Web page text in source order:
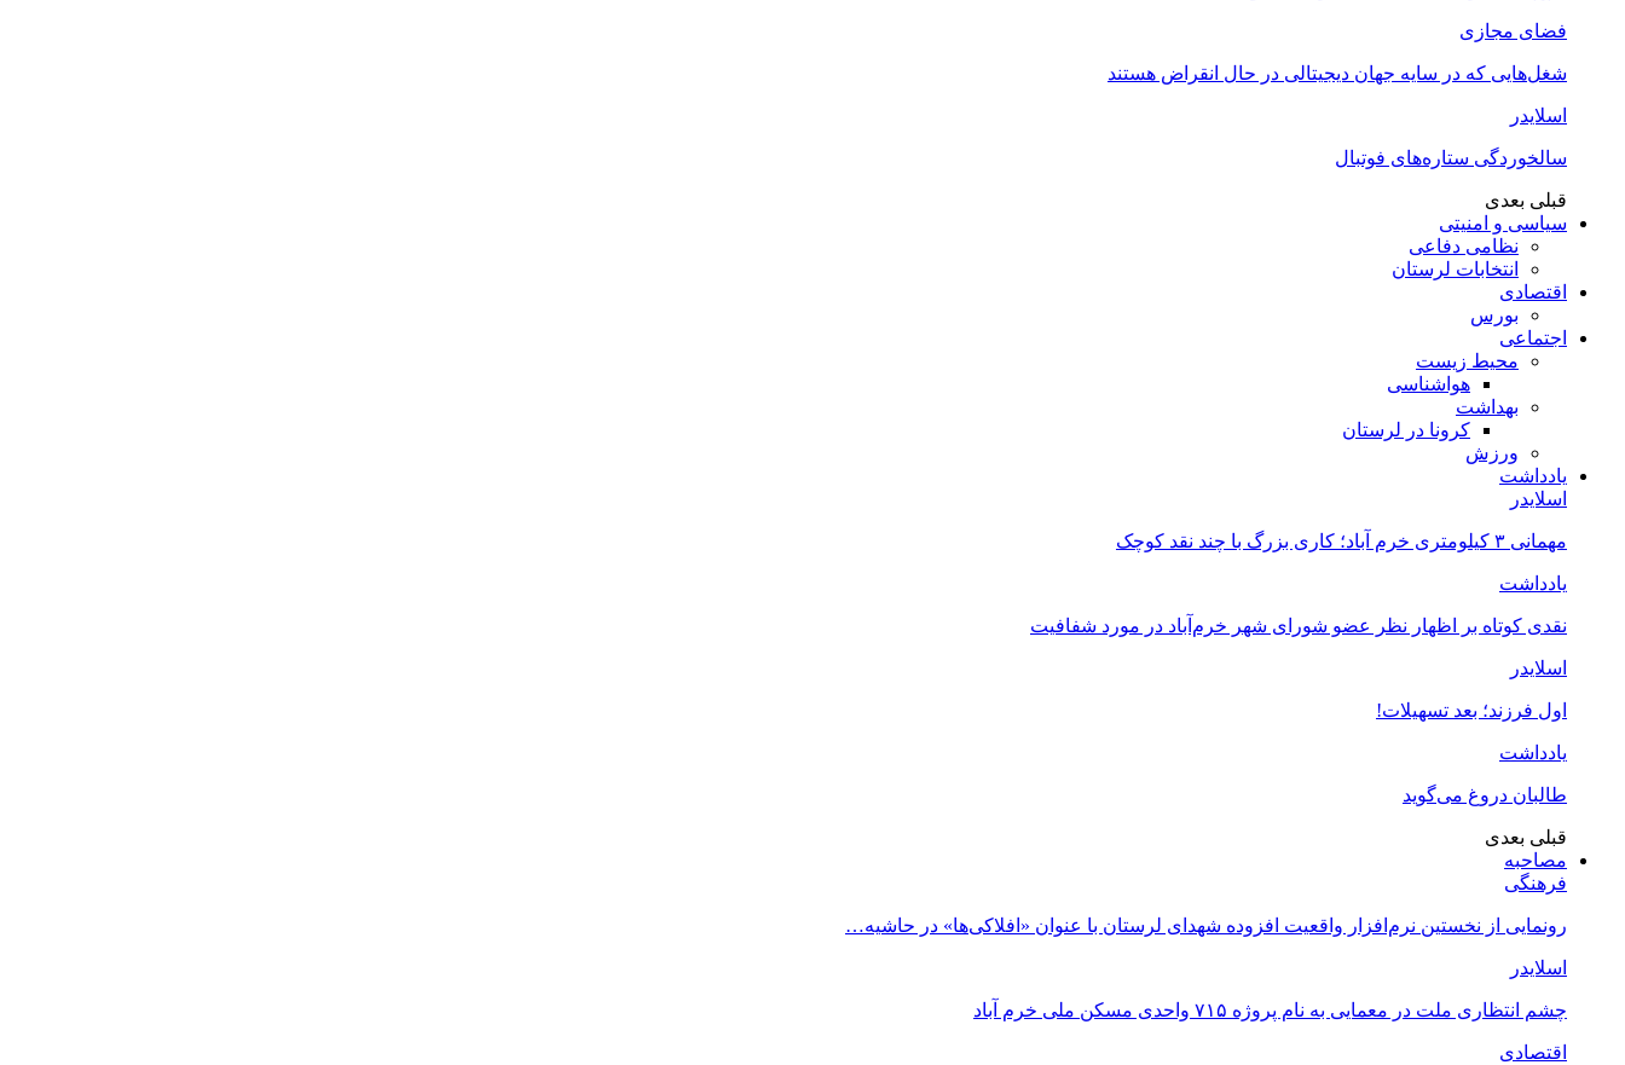
فضای مجازی
شغل‌‌هایی که در سایه جهان دیجیتالی در حال انقراض هستند
اسلایدر
سالخوردگی ستاره‌های فوتبال
قبلی بعدی
سیاسی و امنیتی
نظامی دفاعی
انتخابات لرستان
اقتصادی
بورس
اجتماعی
محیط زیست
هواشناسی
بهداشت
کرونا در لرستان
ورزش
یادداشت
اسلایدر
مهمانی ۳ کیلومتری خرم آباد؛ کاری بزرگ با چند نقد کوچک
یادداشت
نقدی کوتاه بر اظهار نظر عضو شورای شهر خرم‌آباد در مورد شفافیت
اسلایدر
اول فرزند؛ بعد تسهیلات!
یادداشت
طالبان دروغ می‌گوید
قبلی بعدی
مصاحبه
فرهنگی
رونمایی از نخستین نرم‌افزار واقعیت افزوده شهدای لرستان با عنوان «افلاکی‌ها» در حاشیه…
اسلایدر
چشم انتظاری ملت در معمایی به نام پروژه ۷۱۵ واحدی مسکن ملی خرم آباد
اقتصادی